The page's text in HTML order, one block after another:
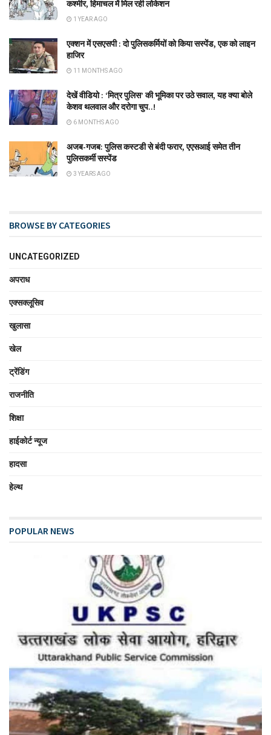
कश्मीर, हिमाचल में मिल रही लोकेशन
1 YEAR AGO
एक्शन में एसएसपी : दो पुलिसकर्मियों को किया सस्पेंड, एक को लाइन
हाजिर
11 MONTHS AGO
देखें वीडियो : ‘मित्र पुलिस’ की भूमिका पर उठे सवाल, यह क्या बोले
केशव थलवाल और दरोगा चुप..!
6 MONTHS AGO
अजब-गजब: पुलिस कस्टडी से बंदी फरार, एएसआई समेत तीन
पुलिसकर्मी सस्पेंड
3 YEARS AGO
BROWSE BY CATEGORIES
UNCATEGORIZED
अपराध
एक्सक्लूसिव
खुलासा
खेल
ट्रेंडिंग
राजनीति
शिक्षा
हाईकोर्ट न्यूज
हादसा
हेल्थ
POPULAR NEWS